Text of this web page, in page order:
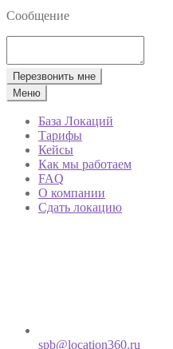
Сообщение
Перезвонить мне
Меню
База Локаций
Тарифы
Кейсы
Как мы работаем
FAQ
О компании
Сдать локацию
spb@location360.ru